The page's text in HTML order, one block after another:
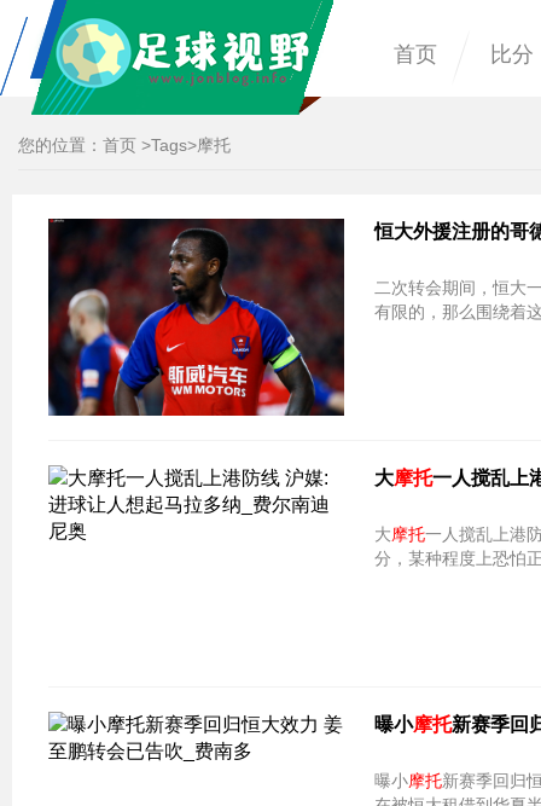
首页 比分
您的位置： 首页 >Tags>摩托
恒大外援注册的哥
二次转会期间，恒大
有限的，那么围绕着
大摩托一人搅乱上
大摩托一人搅乱上港
分，某种程度上恐怕
曝小摩托新赛季回
曝小摩托